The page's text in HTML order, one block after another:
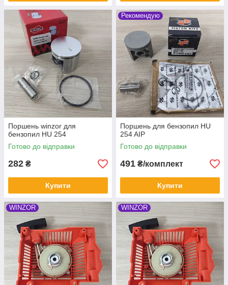
Поршень winzor для
бензопил HU 254
Готово до відправки
282 ₴
Купити
Рекомендую
Поршень для бензопил HU
254 AIP
Готово до відправки
491 ₴/комплект
Купити
WINZOR WINZOR